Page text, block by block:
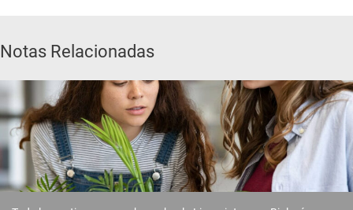
Genética Cuantitativa
Limnología
Seminario de Investigación I
Sistemática
Notas Relacionadas